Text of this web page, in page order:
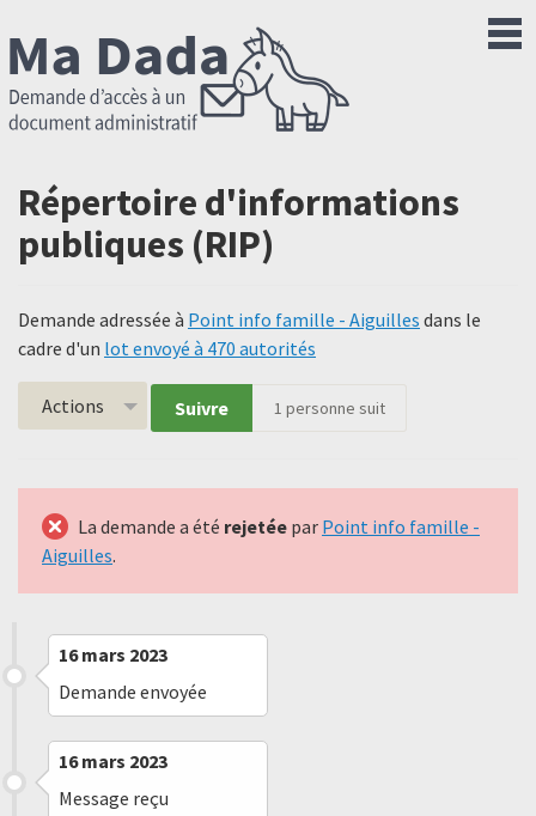
Répertoire d'informations
publiques (RIP)
Demande adressée à Point info famille - Aiguilles dans le
cadre d'un lot envoyé à 470 autorités
Actions Suivre 1 personne suit
La demande a été rejetée par Point info famille -
Aiguilles.
16 mars 2023
Demande envoyée
16 mars 2023
Message reçu